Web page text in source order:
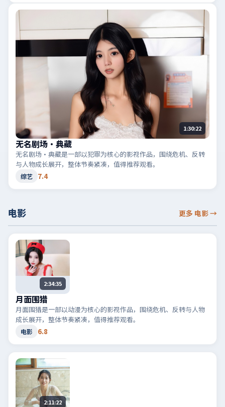
1:30:22
无名剧场·典藏
无名剧场·典藏是一部以犯罪为核心的影视作品，围绕危机、反转
与人物成长展开，整体节奏紧凑，值得推荐观看。
综艺 7.4
电影 更多 电影→
2:34:35
月面围猎
月面围猎是一部以动漫为核心的影视作品，围绕危机、反转与人物
成长展开，整体节奏紧凑，值得推荐观看。
电影 6.8
2:11:22